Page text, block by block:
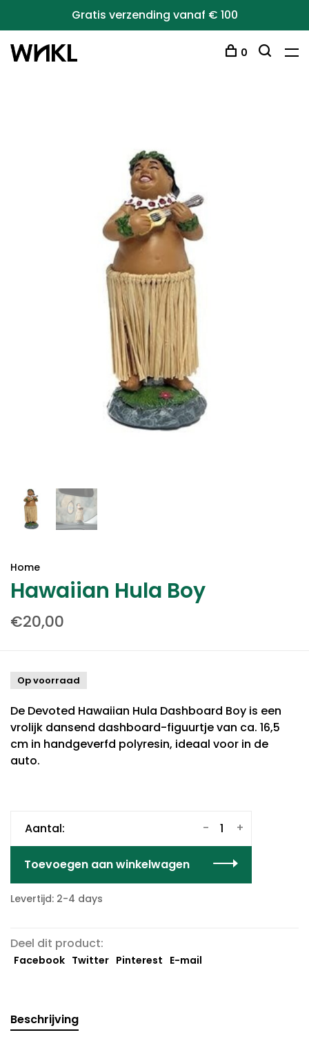
Gratis verzending vanaf € 100
0
Home
Hawaiian Hula Boy
€20,00
Op voorraad
De Devoted Hawaiian Hula Dashboard Boy is een
vrolijk dansend dashboard-figuurtje van ca. 16,5
cm in handgeverfd polyresin, ideaal voor in de
auto.
Aantal: +
-
Toevoegen aan winkelwagen
Levertijd: 2-4 days
Deel dit product:
Facebook Twitter Pinterest E-mail
Beschrijving